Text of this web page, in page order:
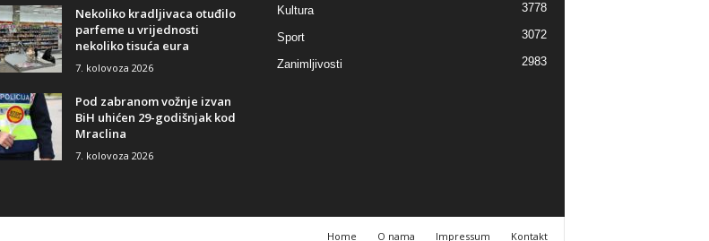
Nekoliko kradljivaca otuđilo
parfeme u vrijednosti
nekoliko tisuća eura
7. kolovoza 2026
Pod zabranom vožnje izvan
BiH uhićen 29-godišnjak kod
Mraclina
7. kolovoza 2026
Kultura 3778
Sport 3072
Zanimljivosti 2983
Home O nama Impressum Kontakt